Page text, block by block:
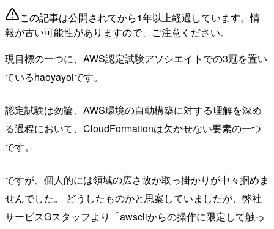
この記事は公開されてから1年以上経過しています。情
報が古い可能性がありますので、ご注意ください。
現目標の一つに、AWS認定試験アソシエイトでの3冠を置い
ているhaoyayoiです。
認定試験は勿論、AWS環境の自動構築に対する理解を深め
る過程において、CloudFormationは欠かせない要素の一つ
です。
ですが、個人的には領域の広さ故か取っ掛かりが中々掴めま
せんでした。 どうしたものかと思案していましたが、弊社
サービスGスタッフより「awscliからの操作に限定して触っ